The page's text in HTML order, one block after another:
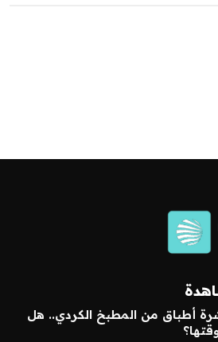
أطباق من المطبخ الكردي.. هل